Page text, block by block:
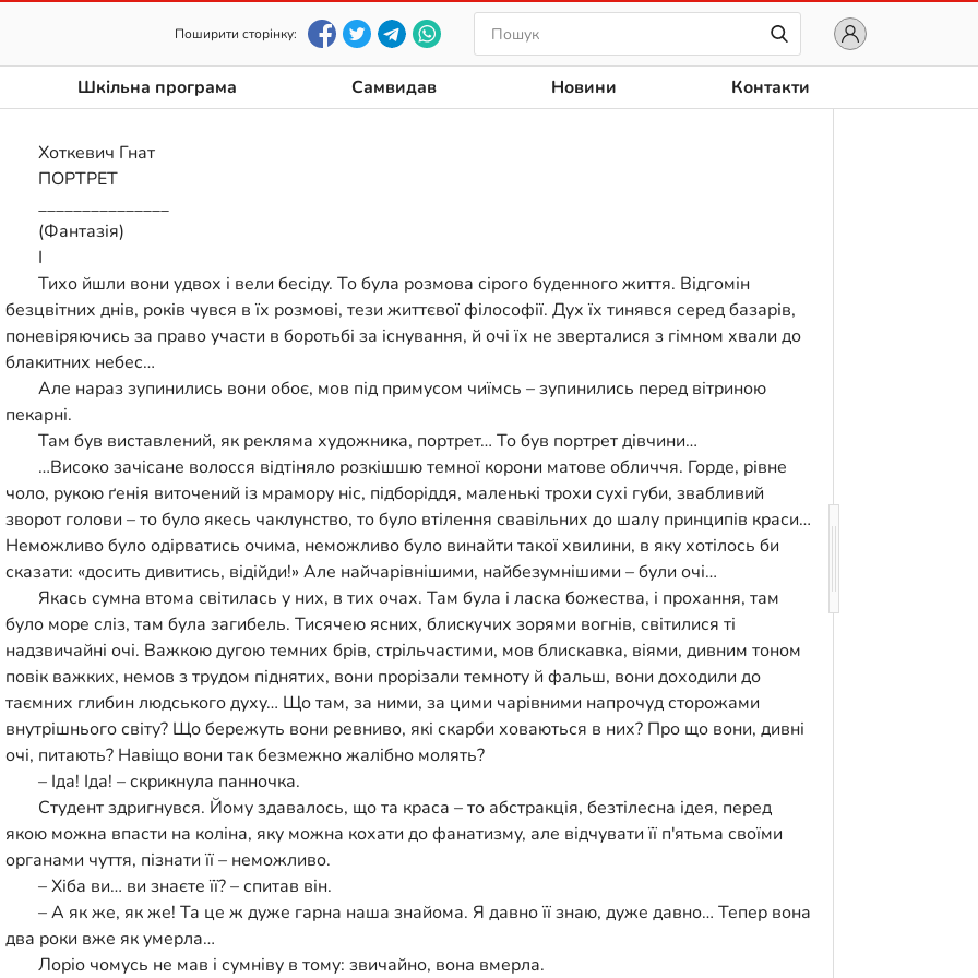
Поширити сторінку:
Шкільна програма Самвидав Новини Контакти
Хоткевич Гнат
ПОРТРЕТ
_______________
(Фантазія)
І
Тихо йшли вони удвох і вели бесіду. То була розмова сірого буденного життя. Відгомін
безцвітних днів, років чувся в їх розмові, тези життєвої філософії. Дух їх тинявся серед базарів,
поневіряючись за право участи в боротьбі за існування, й очі їх не зверталися з гімном хвали до
блакитних небес…
Але нараз зупинились вони обоє, мов під примусом чиїмсь – зупинились перед вітриною
пекарні.
Там був виставлений, як рекляма художника, портрет… То був портрет дівчини…
…Високо зачісане волосся відтіняло розкішшю темної корони матове обличчя. Горде, рівне
чоло, рукою ґенія виточений із мрамору ніс, підборіддя, маленькі трохи сухі губи, звабливий
зворот голови – то було якесь чаклунство, то було втілення свавільних до шалу принципів краси…
Неможливо було одірватись очима, неможливо було винайти такої хвилини, в яку хотілось би
сказати: «досить дивитись, відійди!» Але найчарівнішими, найбезумнішими – були очі…
Якась сумна втома світилась у них, в тих очах. Там була і ласка божества, і прохання, там
було море сліз, там була загибель. Тисячею ясних, блискучих зорями вогнів, світилися ті
надзвичайні очі. Важкою дугою темних брів, стрільчастими, мов блискавка, віями, дивним тоном
повік важких, немов з трудом піднятих‚ вони прорізали темноту й фальш‚ вони доходили до
таємних глибин людського духу… Що там, за ними, за цими чарівними напрочуд сторожами
внутрішнього світу? Що бережуть вони ревниво, які скарби ховаються в них? Про що вони, дивні
очі, питають? Навіщо вони так безмежно жалібно молять?
– Іда! Іда! – скрикнула панночка.
Студент здригнувся. Йому здавалось, що та краса – то абстракція, безтілесна ідея, перед
якою можна впасти на коліна, яку можна кохати до фанатизму‚ але відчувати її п'ятьма своїми
органами чуття, пізнати її – неможливо.
– Хіба ви… ви знаєте її? – спитав він.
– А як же, як же! Та це ж дуже гарна наша знайома. Я давно її знаю, дуже давно… Тепер вона
два роки вже як умерла…
Лоріо чомусь не мав і сумніву в тому: звичайно, вона вмерла.